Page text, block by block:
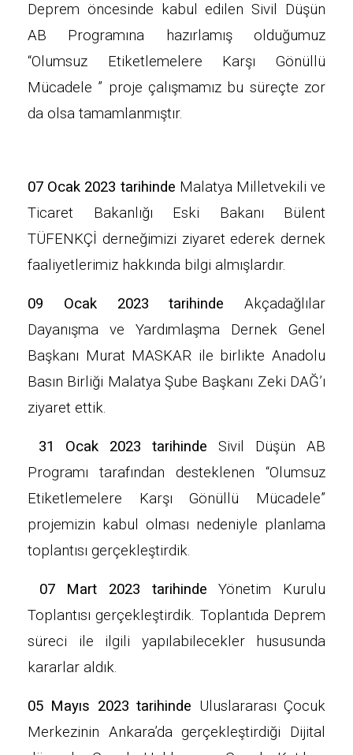
Deprem öncesinde kabul edilen Sivil Düşün
AB Programına hazırlamış olduğumuz
“Olumsuz Etiketlemelere Karşı Gönüllü
Mücadele ” proje çalışmamız bu süreçte zor
da olsa tamamlanmıştır.
07 Ocak 2023 tarihinde Malatya Milletvekili ve
Ticaret Bakanlığı Eski Bakanı Bülent
TÜFENKÇİ derneğimizi ziyaret ederek dernek
faaliyetlerimiz hakkında bilgi almışlardır.
09 Ocak 2023 tarihinde Akçadağlılar
Dayanışma ve Yardımlaşma Dernek Genel
Başkanı Murat MASKAR ile birlikte Anadolu
Basın Birliği Malatya Şube Başkanı Zeki DAĞ’ı
ziyaret ettik.
31 Ocak 2023 tarihinde Sivil Düşün AB
Programı tarafından desteklenen “Olumsuz
Etiketlemelere Karşı Gönüllü Mücadele”
projemizin kabul olması nedeniyle planlama
toplantısı gerçekleştirdik.
07 Mart 2023 tarihindeYönetim Kurulu
Toplantısı gerçekleştirdik. Toplantıda Deprem
süreci ile ilgili yapılabilecekler hususunda
kararlar aldık.
05 Mayıs 2023 tarihinde Uluslararası Çocuk
Merkezinin Ankara’da gerçekleştirdiği Dijital